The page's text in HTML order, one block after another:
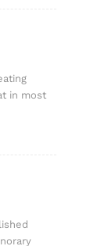
in most